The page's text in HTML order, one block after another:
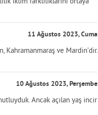
11 Ağustos 2023, Cuma
Kahramanmaraş ve Mardin’dir.
10 Ağustos 2023, Perşembe
Ancak açılan yaş incir